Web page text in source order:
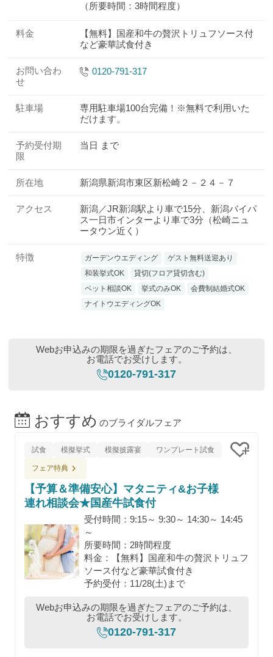
（所要時間：3時間程度）
料金
【無料】国産和牛の贅沢トリュフソース付
など豪華試食付き
お問い合わ
せ
0120-791-317
駐車場
専用駐車場100台完備！※無料で利用いた
だけます。
予約受付期
限
当日 まで
所在地 新潟県新潟市東区新松崎２－２４－７
アクセス
新潟／JR新潟駅より車で15分、新潟バイパ
ス一日市インターより車で3分（松崎ニュ
ータウン近く）
特徴 ガーデンウエディング
ゲスト無料送迎あり
和装挙式OK
貸切(フロア貸切含む)
ペット相談OK
挙式のみOK
会費制結婚式OK
ナイトウエディングOK
Webお申込みの期限を過ぎたフェアのご予約は、
お電話でお受けします。
0120-791-317
おすすめ のブライダルフェア
試食 模擬挙式 模擬披露宴 ワンプレート試食
フェア特典
【予算＆準備安心】マタニティ&お子様
連れ相談会★国産牛試食付
受付時間：9:15～ 9:30～ 14:30～ 14:45
～
所要時間：2時間程度
料金：【無料】国産和牛の贅沢トリュフ
ソース付など豪華試食付き
予約受付：11/28(土)まで
Webお申込みの期限を過ぎたフェアのご予約は、
お電話でお受けします。
0120-791-317